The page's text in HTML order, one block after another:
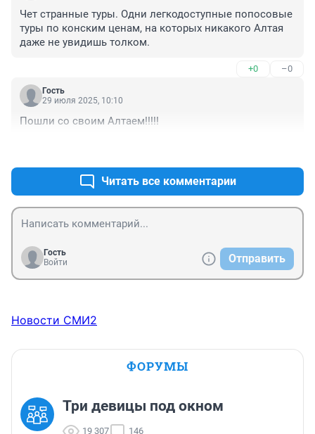
Чет странные туры. Одни легкодоступные попосовые
туры по конским ценам, на которых никакого Алтая
даже не увидишь толком.
+0 –0
Гость
29 июля 2025, 10:10
Пошли со своим Алтаем!!!!!
Читать все комментарии
Гость
Войти
Отправить
Новости СМИ2
ФОРУМЫ
Три девицы под окном
19 307 146